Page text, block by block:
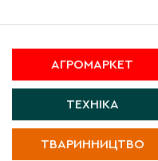
АГРОМАРКЕТ
ТЕХНІКА
ТВАРИННИЦТВО